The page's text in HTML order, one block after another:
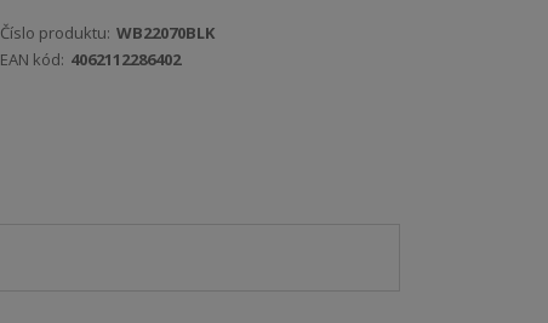
Číslo produktu: WB22070BLK
EAN kód: 4062112286402